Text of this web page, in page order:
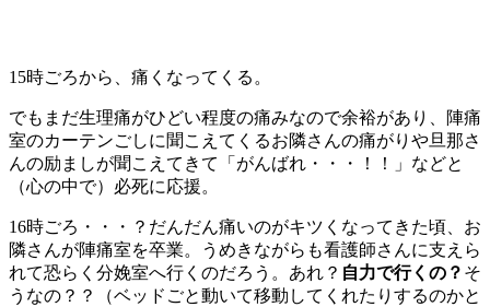
15時ごろから、痛くなってくる。
でもまだ生理痛がひどい程度の痛みなので余裕があり、陣痛
室のカーテンごしに聞こえてくるお隣さんの痛がりや旦那さ
んの励ましが聞こえてきて「がんばれ・・・！！」などと
（心の中で）必死に応援。
16時ごろ・・・？だんだん痛いのがキツくなってきた頃、お
隣さんが陣痛室を卒業。うめきながらも看護師さんに支えら
れて恐らく分娩室へ行くのだろう。あれ？ 自力で行くの？ そ
うなの？？（ベッドごと動いて移動してくれたりするのかと